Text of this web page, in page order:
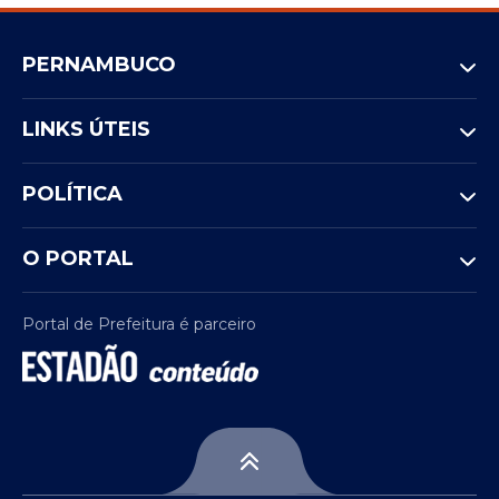
PERNAMBUCO
LINKS ÚTEIS
POLÍTICA
O PORTAL
Portal de Prefeitura é parceiro